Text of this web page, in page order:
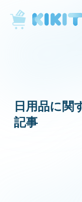
KikiTop
日用品に関
記事